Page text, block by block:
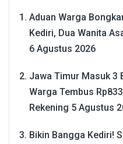
Aduan Warga
Kediri, Dua Wanita
6 Agustus 2026
Jawa Timur Masuk 3
Warga Tembus
Rekening 5 Agustus
Bikin Bangga Kediri!